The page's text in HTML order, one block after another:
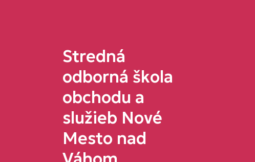
Stredná
odborná škola
obchodu a
služieb Nové
Mesto nad